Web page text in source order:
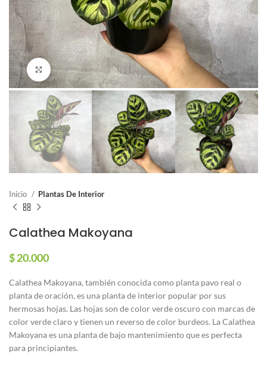
Click para agrandar
Inicio Plantas De Interior
Calathea Makoyana
$20.000
Calathea Makoyana, también conocida como planta pavo real o
planta de oración, es una planta de interior popular por sus
hermosas hojas. Las hojas son de color verde oscuro con marcas de
color verde claro y tienen un reverso de color burdeos. La Calathea
Makoyana es una planta de bajo mantenimiento que es perfecta
para principiantes.